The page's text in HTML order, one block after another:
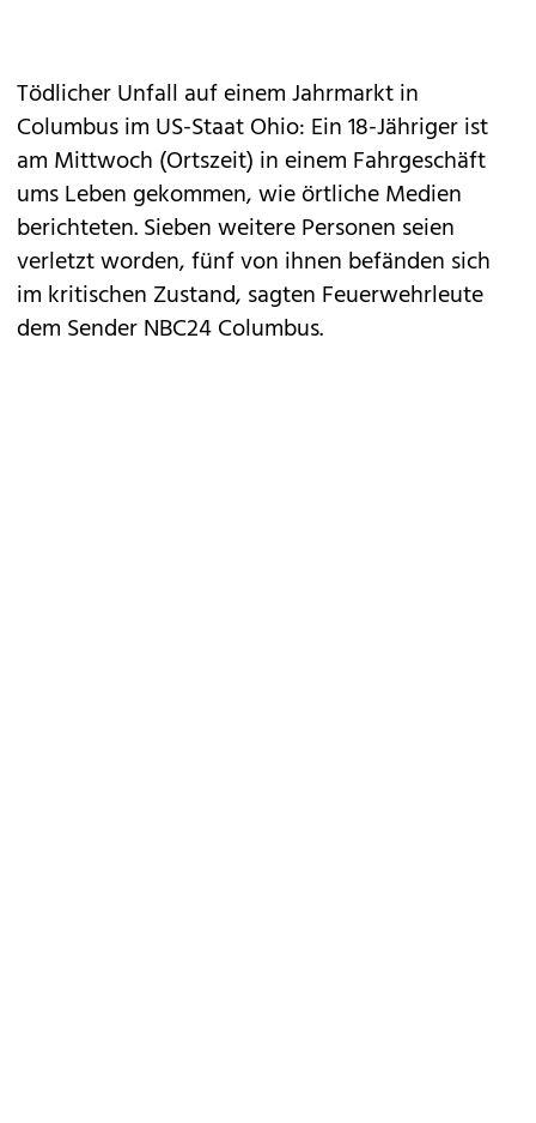
Tödlicher Unfall auf einem Jahrmarkt in
Columbus im US-Staat Ohio: Ein 18-Jähriger ist
am Mittwoch (Ortszeit) in einem Fahrgeschäft
ums Leben gekommen, wie örtliche Medien
berichteten. Sieben weitere Personen seien
verletzt worden, fünf von ihnen befänden sich
im kritischen Zustand, sagten Feuerwehrleute
dem Sender NBC24 Columbus.